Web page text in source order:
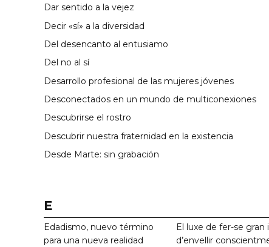
Dar sentido a la vejez
Decir «sí» a la diversidad
Del desencanto al entusiamo
Del no al sí
Desarrollo profesional de las mujeres jóvenes
Desconectados en un mundo de multiconexiones
Descubrirse el rostro
Descubrir nuestra fraternidad en la existencia
Desde Marte: sin grabación
E
Edadismo, nuevo término
para una nueva realidad
El luxe de fer-se gran
d’envellir